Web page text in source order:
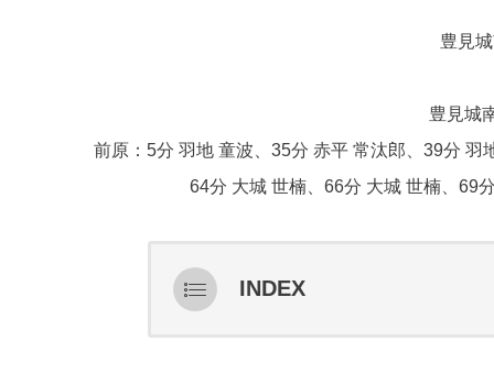
豊見
豊見城
前原：5分 羽地 童波、35分 赤平 常汰郎、39分
64分 大城 世楠、66分 大城 世楠、69
INDEX
ライブ配信